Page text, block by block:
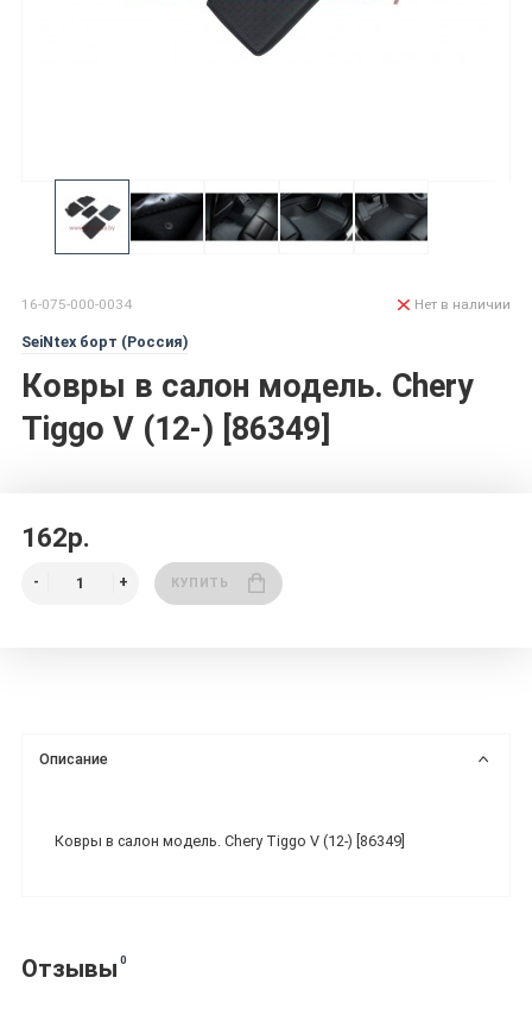
16-075-000-0034
SeiNtex борт (Россия)
Ковры в салон модель. Chery
Tiggo V (12-) [86349]
Нет в наличии
162р.
КУПИТЬ
Описание
Ковры в салон модель. Chery Tiggo V (12-) [86349]
Отзывы 0